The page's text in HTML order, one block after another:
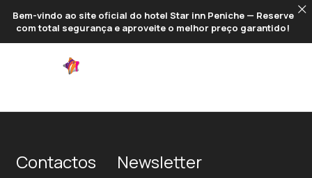
Bem-vindo ao site oficial do hotel Star inn Peniche — Reserve
com total segurança e aproveite o melhor preço garantido!
Contactos Newsletter